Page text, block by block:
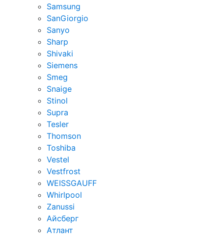
Samsung
SanGiorgio
Sanyo
Sharp
Shivaki
Siemens
Smeg
Snaige
Stinol
Supra
Tesler
Thomson
Toshiba
Vestel
Vestfrost
WEISSGAUFF
Whirlpool
Zanussi
Айсберг
Атлант